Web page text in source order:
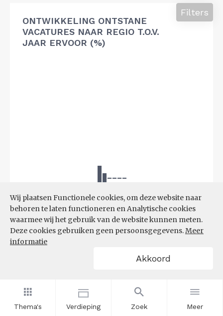
Thema's Verdieping Zoek Meer
Wij plaatsen Functionele cookies, om deze website naar
behoren te laten functioneren en Analytische cookies
waarmee wij het gebruik van de website kunnen meten.
Deze cookies gebruiken geen persoonsgegevens.Meer
informatie
Akkoord
ONTWIKKELING ONTSTANE
VACATURES NAAR REGIO T.O.V.
JAAR ERVOOR (%)
Filters
Bron:UWV (08-06-2026)